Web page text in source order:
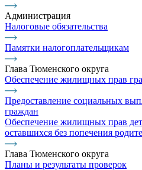
Администрация
Налоговые обязательства
Памятки налогоплательщикам
Глава Тюменского округа
Обеспечение жилищных прав
Предоставление социальных
граждан
Обеспечение жилищных прав
оставшихся без попечения
Глава Тюменского округа
Планы и результаты проверок